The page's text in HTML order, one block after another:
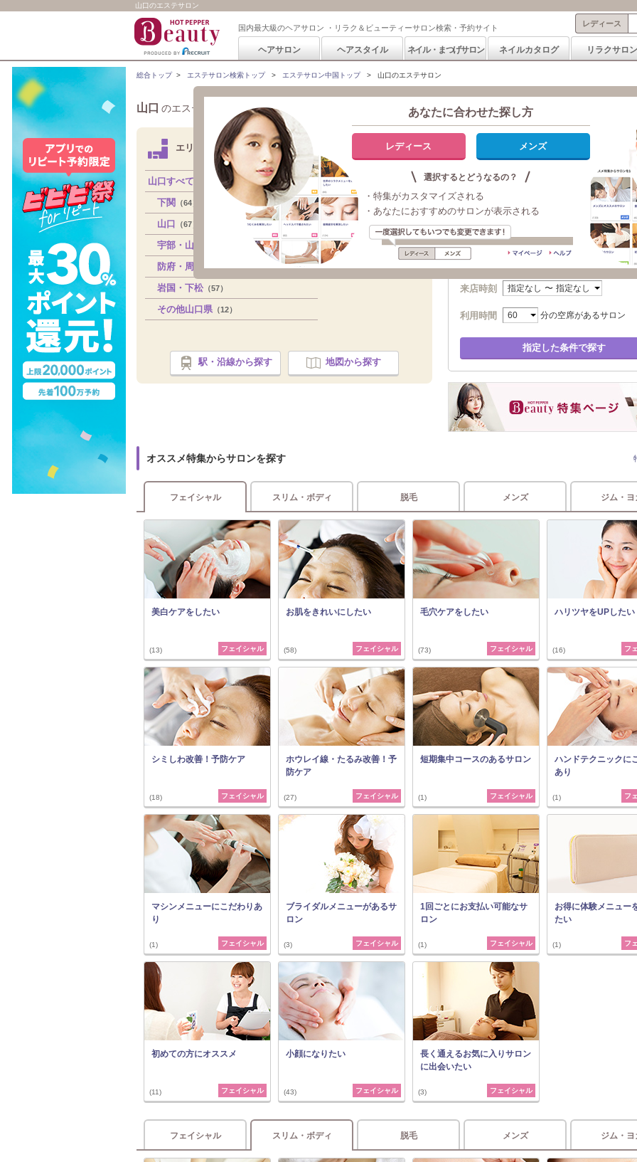
山口のエステサロン
国内最大級のヘアサロン ・リラク＆ビューティーサロン検索・予約サイト レディース
ヘアサロン ヘアスタイル ネイル・まつげサロン ネイルカタログ リラクサロン
総合トップ> エステサロン検索トップ> エステサロン中国トップ> 山口のエステサロン
山口 のエステサロン検索・予約
エリアから探す
山口すべて
下関 （64）
山口 （67）
宇部・山陽小野田
防府・周南 （71）
岩国・下松 （57）
その他山口県 （12）
駅・沿線から探す 地図から探す
日付・来店時刻から探す
今日
Sat Aug 08
20:02:44 JST
2026
Sun Aug 09
20:02:44 JST
2026
来店時刻 指定なし 〜 指定なし
利用時間 分の空席があるサロン
指定した条件で探す
オススメ特集からサロンを探す
フェイシャル スリム・ボディ 脱毛 メンズ ジム・ヨ
美白ケアをしたい
(13) フェイシャル
お肌をきれいにしたい
(58) フェイシャル
毛穴ケアをしたい
(73) フェイシャル
ハリツヤをUPしたい
(16) フ
シミしわ改善！予防ケア
(18) フェイシャル
ホウレイ線・たるみ改善！予
防ケア
(27) フェイシャル
短期集中コースのあるサロン
(1) フェイシャル
ハンドテクニックに
あり
(1) フ
マシンメニューにこだわりあ
り
(1) フェイシャル
ブライダルメニューがあるサ
ロン
(3) フェイシャル
1回ごとにお支払い可能なサ
ロン
(1) フェイシャル
お得に体験メニュー
たい
(1) フ
初めての方にオススメ
(11) フェイシャル
小顔になりたい
(43) フェイシャル
長く通えるお気に入りサロン
に出会いたい
(3) フェイシャル
フェイシャル スリム・ボディ 脱毛 メンズ ジム・ヨ
あなたに合わせた探し方
レディース メンズ
選択するとどうなるの？
・特集がカスタマイズされる
・あなたにおすすめのサロンが表示される